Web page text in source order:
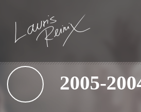
2005-